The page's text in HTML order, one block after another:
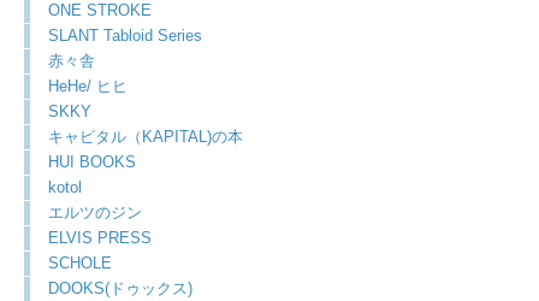
ONE STROKE
SLANT Tabloid Series
赤々舎
HeHe/ ヒヒ
SKKY
キャピタル（KAPITAL)の本
HUI BOOKS
kotol
エルツのジン
ELVIS PRESS
SCHOLE
DOOKS(ドゥックス)